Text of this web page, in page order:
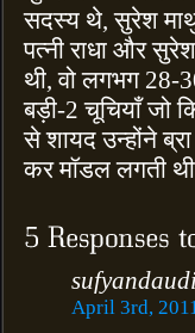
सदस्य थे, सुरेश
पत्नी राधा और
थी, वो लगभग 28-
बड़ी-2 चूचियाँ जो
से शायद उन्होंने
कर मॉडल लगती
sufyandaudi
April 3rd,